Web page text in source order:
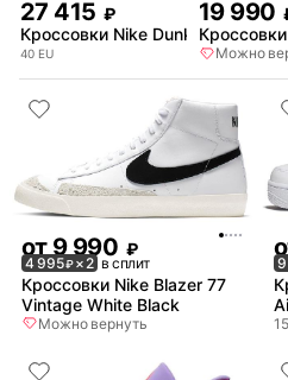
27 415 ₽
Кроссовки Nike Dunk Low White
40EU
19 990
Можно
от 9 990 ₽
4 995₽× 2 в сплит
Кроссовки Nike Blazer 77
Vintage White Black
Можно вернуть